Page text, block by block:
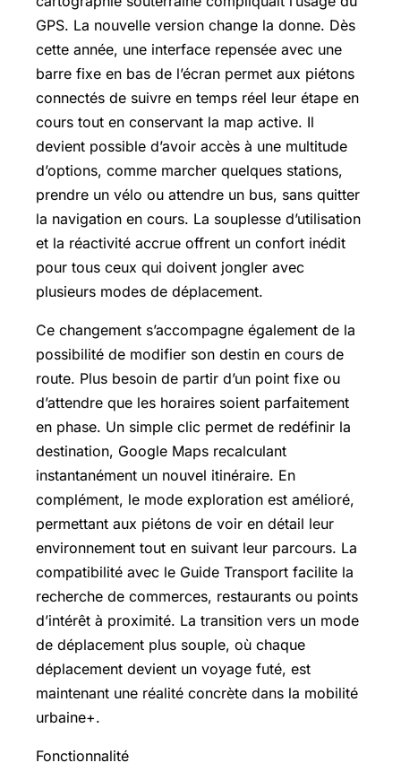
GPS. La nouvelle version change la donne. Dès
cette année, une interface repensée avec une
barre fixe en bas de l’écran permet aux piétons
connectés de suivre en temps réel leur étape en
cours tout en conservant la map active. Il
devient possible d’avoir accès à une multitude
d’options, comme marcher quelques stations,
prendre un vélo ou attendre un bus, sans quitter
la navigation en cours. La souplesse d’utilisation
et la réactivité accrue offrent un confort inédit
pour tous ceux qui doivent jongler avec
plusieurs modes de déplacement.
Ce changement s’accompagne également de la
possibilité de modifier son destin en cours de
route. Plus besoin de partir d’un point fixe ou
d’attendre que les horaires soient parfaitement
en phase. Un simple clic permet de redéfinir la
destination, Google Maps recalculant
instantanément un nouvel itinéraire. En
complément, le mode exploration est amélioré,
permettant aux piétons de voir en détail leur
environnement tout en suivant leur parcours. La
compatibilité avec le Guide Transport facilite la
recherche de commerces, restaurants ou points
d’intérêt à proximité. La transition vers un mode
de déplacement plus souple, où chaque
déplacement devient un voyage futé, est
maintenant une réalité concrète dans la mobilité
urbaine+.
Fonctionnalité